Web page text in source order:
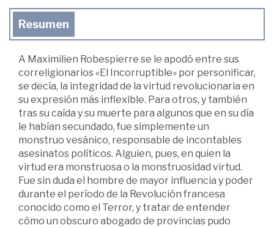
Resumen
A Maximilien Robespierre se le apodó entre sus
correligionarios «El Incorruptible» por personificar,
se decía, la integridad de la virtud revolucionaria en
su expresión más inflexible. Para otros, y también
tras su caída y su muerte para algunos que en su día
le habían secundado, fue simplemente un
monstruo vesánico, responsable de incontables
asesinatos políticos. Alguien, pues, en quien la
virtud era monstruosa o la monstruosidad virtud.
Fue sin duda el hombre de mayor influencia y poder
durante el período de la Revolución francesa
conocido como el Terror, y tratar de entender
cómo un obscuro abogado de provincias pudo